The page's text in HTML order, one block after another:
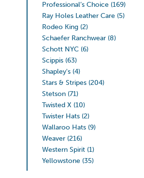
Professional’s Choice (169)
Ray Holes Leather Care (5)
Rodeo King (2)
Schaefer Ranchwear (8)
Schott NYC (6)
Scippis (63)
Shapley's (4)
Stars & Stripes (204)
Stetson (71)
Twisted X (10)
Twister Hats (2)
Wallaroo Hats (9)
Weaver (216)
Western Spirit (1)
Yellowstone (35)